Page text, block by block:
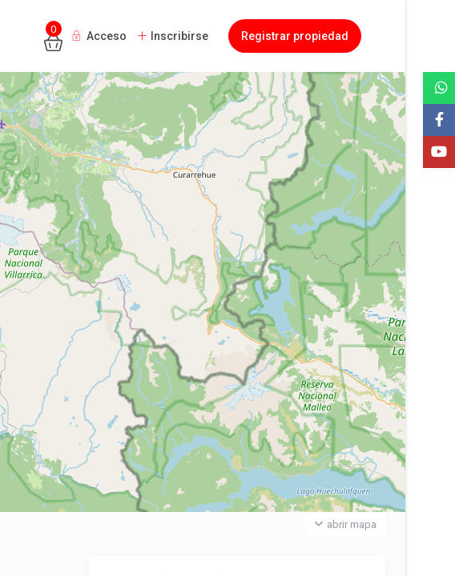
0
Acceso Inscribirse Registrar propiedad
abrir mapa